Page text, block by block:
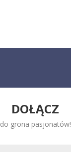
DOŁĄCZ
do grona pasjonatów!